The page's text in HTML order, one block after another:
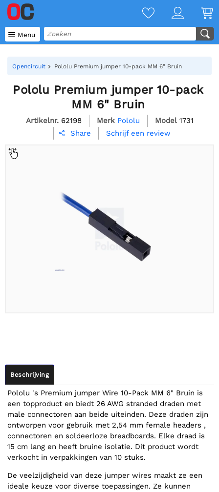
 Menu
Opencircuit Pololu Premium jumper 10-pack MM 6" Bruin
Pololu Premium jumper 10-pack
MM 6" Bruin
Artikelnr. 62198 Merk Pololu Model 1731
 Share Schrijf een review
Beschrijving
Pololu 's Premium jumper Wire 10-Pack MM 6" Bruin is
een topproduct en biedt 26 AWG stranded draden met
male connectoren aan beide uiteinden. Deze draden zijn
ontworpen voor gebruik met 2,54 mm female headers ,
connectoren en soldeerloze breadboards. Elke draad is
15 cm lang en heeft bruine isolatie. Dit product wordt
verkocht in verpakkingen van 10 stuks.
De veelzijdigheid van deze jumper wires maakt ze een
ideale keuze voor diverse toepassingen. Ze kunnen